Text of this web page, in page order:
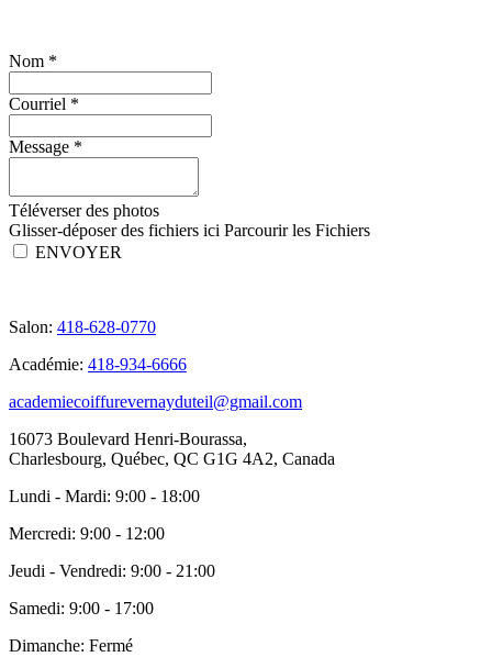
Nom *
Courriel *
Message *
Téléverser des photos
Glisser-déposer des fichiers ici Parcourir les Fichiers
ENVOYER
Salon: 418-628-0770
Académie: 418-934-6666
academiecoiffurevernayduteil@gmail.com
16073 Boulevard Henri-Bourassa,
Charlesbourg, Québec, QC G1G 4A2, Canada
Lundi - Mardi: 9:00 - 18:00
Mercredi: 9:00 - 12:00
Jeudi - Vendredi: 9:00 - 21:00
Samedi: 9:00 - 17:00
Dimanche: Fermé